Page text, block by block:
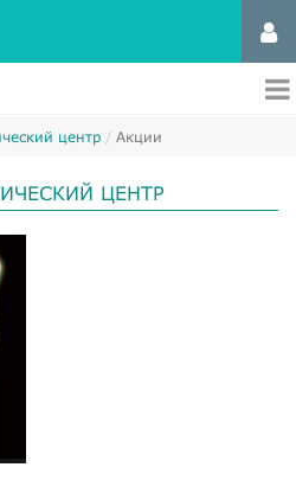
центр Акции
ЦЕНТР